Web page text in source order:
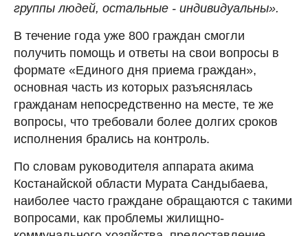
группы людей, остальные - индивидуальны».
В течение года уже 800 граждан смогли
получить помощь и ответы на свои вопросы в
формате «Единого дня приема граждан»,
основная часть из которых разъяснялась
гражданам непосредственно на месте, те же
вопросы, что требовали более долгих сроков
исполнения брались на контроль.
По словам руководителя аппарата акима
Костанайской области Мурата Сандыбаева,
наиболее часто граждане обращаются с такими
вопросами, как проблемы жилищно-